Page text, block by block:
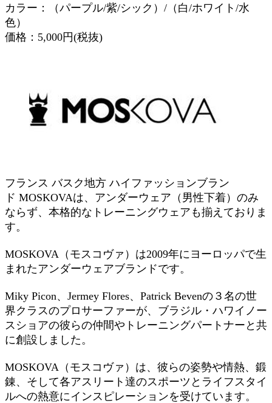
カラー：（パープル/紫/シック）/（白/ホワイト/水
色）
価格：5,000円(税抜)
フランス バスク地方 ハイファッションブラン
ド MOSKOVAは、アンダーウェア（男性下着）のみ
ならず、本格的なトレーニングウェアも揃えておりま
す。
MOSKOVA（モスコヴァ）は2009年にヨーロッパで生
まれたアンダーウェアブランドです。
Miky Picon、Jermey Flores、Patrick Bevenの３名の世
界クラスのプロサーファーが、ブラジル・ハワイノー
スショアの彼らの仲間やトレーニングパートナーと共
に創設しました。
MOSKOVA（モスコヴァ）は、彼らの姿勢や情熱、鍛
錬、そして各アスリート達のスポーツとライフスタイ
ルへの熱意にインスピレーションを受けています。